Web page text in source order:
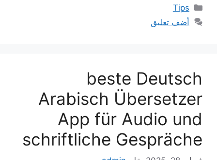
التصنيفات
Tips
أضف تعليق
beste Deutsch
Arabisch Übersetzer
App für Audio und
schriftliche Gespräche